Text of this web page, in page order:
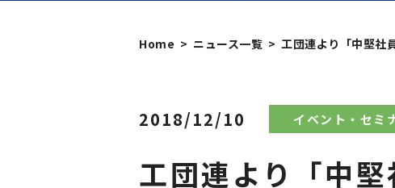
Home ニュース一覧 工団連より「中堅社
2018/12/10 イベント・セミ
工団連より「中